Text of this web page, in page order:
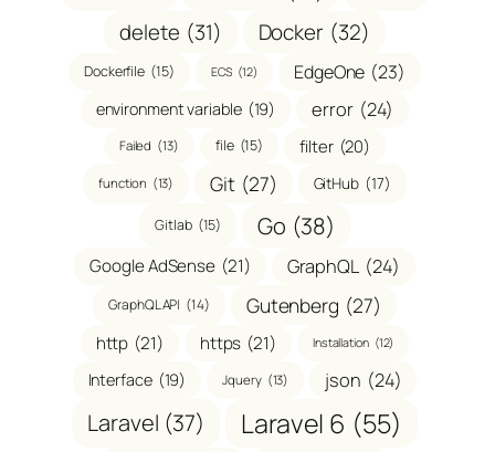
delete (31) Docker (32)
Dockerfile (15) ECS (12) EdgeOne (23)
environment variable (19) error (24)
Failed (13) file (15) filter (20)
function (13) Git (27) GitHub (17)
Gitlab (15) Go (38)
Google AdSense (21) GraphQL (24)
GraphQL API (14) Gutenberg (27)
http (21) https (21) Installation (12)
Interface (19) Jquery (13) json (24)
Laravel (37) Laravel 6 (55)